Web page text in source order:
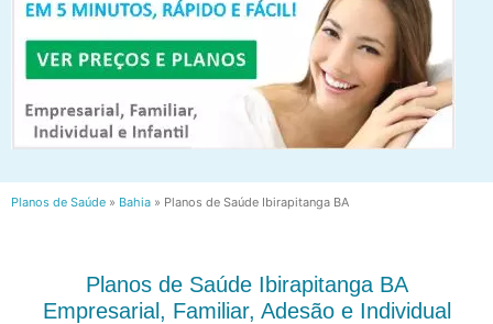
Planos de Saúde » Bahia » Planos de Saúde Ibirapitanga BA
Planos de Saúde Ibirapitanga BA
Empresarial, Familiar, Adesão e Individual